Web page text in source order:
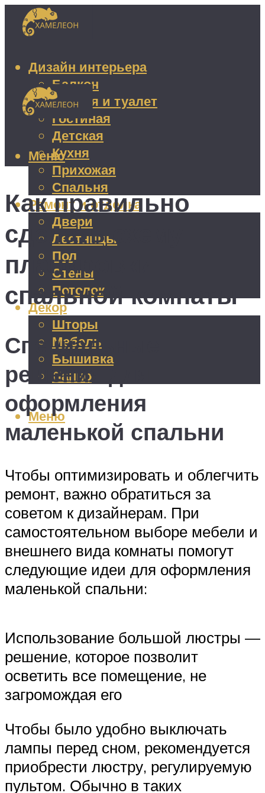
Дизайн интерьера
Балкон
Ванная и туалет
Гостиная
Детская
Кухня
Прихожая
Спальня
Ремонт и отделка
Двери
Лестницы
Пол
Стены
Потолок
Декор
Шторы
Мебель
Вышивка
Панно
Меню
Меню
Как правильно
сделать схему
планировки
спальной комнаты
Специальные
решения для
оформления
маленькой спальни
Чтобы оптимизировать и облегчить
ремонт, важно обратиться за
советом к дизайнерам. При
самостоятельном выборе мебели и
внешнего вида комнаты помогут
следующие идеи для оформления
маленькой спальни:
Использование большой люстры —
решение, которое позволит
осветить все помещение, не
загромождая его
Чтобы было удобно выключать
лампы перед сном, рекомендуется
приобрести люстру, регулируемую
пультом. Обычно в таких